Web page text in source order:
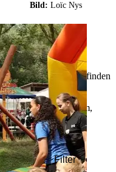
Bild: Loïc Nys
gibt es am
Dortmunds finden
übers
dabei nach Datum,
Viel Spaß!
Filter